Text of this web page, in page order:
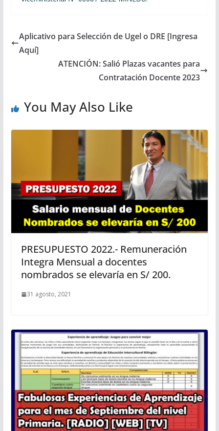
Aplicativo para Selección de Ugel o DRE [Ingresa
Aquí]
ATENCIÓN: Salió Plazas vacantes para
Contratación Docente 2023
You May Also Like
PRESUPUESTO 2022.- Remuneración
Integra Mensual a docentes
nombrados se elevaría en S/ 200.
31 agosto, 2021